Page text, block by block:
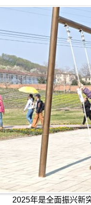
2025年是全面振兴新突